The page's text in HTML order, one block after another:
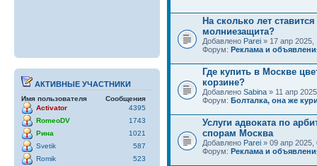
АКТИВНЫЕ УЧАСТНИКИ
Имя пользователя
Сообщения
Activator
4395
RomeoDV
1743
Рина
1021
Svetik
587
Romik
523
На сколько лет ставится
молниезащита?
Добавлено Parei » 17 апр 2025,
Форум: Реклама и
Где купить в Москве
корзине?
Добавлено Sabina » 11 апр
Форум: Болталка, она же
Услуги адвоката по
спорам Москва
Добавлено Parei » 09 апр 2025,
Форум: Реклама и